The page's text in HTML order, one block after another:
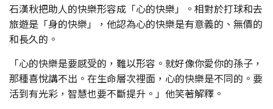
石漢秋把助人的快樂形容成「心的快樂」。相對於打球和去
旅遊是「身的快樂」，他認為心的快樂是有意義的、無價的
和長久的。
「心的快樂是要感受的，難以形容。就好像你愛你的孫子，
那種喜悅講不出。在生命層次裡面，心的快樂是不同的。要
活到有光彩，智慧也要不斷提升。」他笑著解釋。